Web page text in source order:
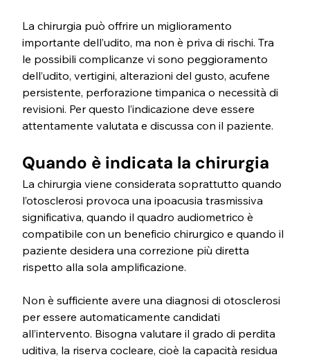
La chirurgia può offrire un miglioramento
importante dell’udito, ma non è priva di rischi. Tra
le possibili complicanze vi sono peggioramento
dell’udito, vertigini, alterazioni del gusto, acufene
persistente, perforazione timpanica o necessità di
revisioni. Per questo l’indicazione deve essere
attentamente valutata e discussa con il paziente.
Quando è indicata la chirurgia
La chirurgia viene considerata soprattutto quando
l’otosclerosi provoca una ipoacusia trasmissiva
significativa, quando il quadro audiometrico è
compatibile con un beneficio chirurgico e quando il
paziente desidera una correzione più diretta
rispetto alla sola amplificazione.
Non è sufficiente avere una diagnosi di otosclerosi
per essere automaticamente candidati
all’intervento. Bisogna valutare il grado di perdita
uditiva, la riserva cocleare, cioè la capacità residua